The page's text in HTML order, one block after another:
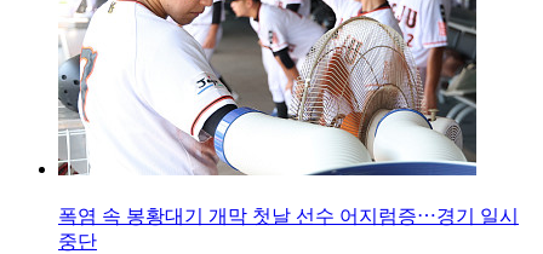
폭염 속 봉황대기 개막 첫날 선수 어지럼증⋯경기 일시
중단